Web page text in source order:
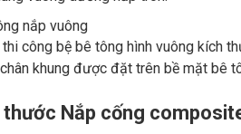
nắp vuông
công bệ bê tông hình vuông kích
khung được đặt trên bề mặt bê
thước Nắp cống